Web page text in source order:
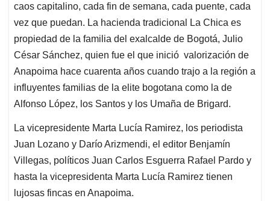
caos capitalino, cada fin de semana, cada puente, cada
vez que puedan. La hacienda tradicional La Chica es
propiedad de la familia del exalcalde de Bogotá, Julio
César Sánchez, quien fue el que inició valorización de
Anapoima hace cuarenta años cuando trajo a la región a
influyentes familias de la elite bogotana como la de
Alfonso López, los Santos y los Umaña de Brigard.
La vicepresidente Marta Lucía Ramirez, los periodista
Juan Lozano y Darío Arizmendi, el editor Benjamín
Villegas, políticos Juan Carlos Esguerra Rafael Pardo y
hasta la vicepresidenta Marta Lucía Ramirez tienen
lujosas fincas en Anapoima.